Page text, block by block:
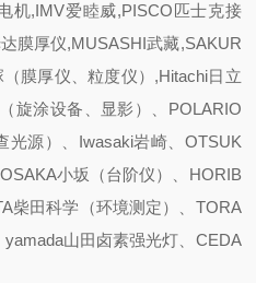
机,IMV爱睦威,PISCO匹士克接
膜厚仪,MUSASHI武藏,SAKUR
膜厚仪、粒度仪）,Hitachi日立
旋涂设备、显影）、POLARIO
光源）、Iwasaki岩崎、OTSUK
小坂（台阶仪）、HORIB
柴田科学（环境测定）、TORA
山田卤素强光灯、CEDA